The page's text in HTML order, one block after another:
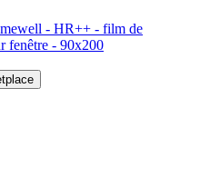
- HR++ - film de
fenêtre - 90x200